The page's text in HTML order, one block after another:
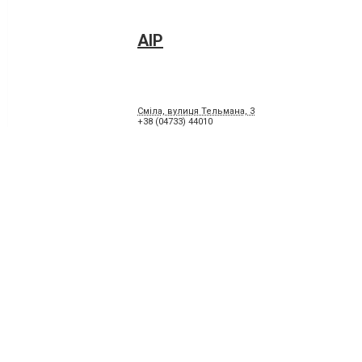
АІР
Сміла, вулиця Тельмана, 3
+38 (04733) 44010